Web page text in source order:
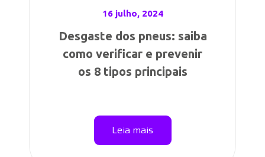
16 julho, 2024
Desgaste dos pneus: saiba
como verificar e prevenir
os 8 tipos principais
Leia mais